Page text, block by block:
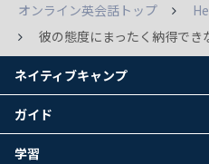
オンライン英会話トップ
彼の態度にまったく納得でき
ネイティブキャンプ
ガイド
学習